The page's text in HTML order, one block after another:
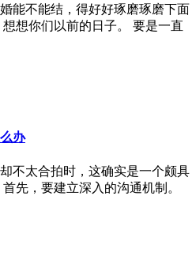
能不能结，得好好琢磨琢磨下面
想你们以前的日子。 要是一直
办
不太合拍时，这确实是一个颇具
先，要建立深入的沟通机制。